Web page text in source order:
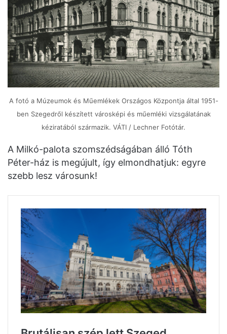
A fotó a Múzeumok és Műemlékek Országos Központja által 1951-
ben Szegedről készített városképi és műemléki vizsgálatának
kéziratából származik. VÁTI / Lechner Fotótár.
A Milkó-palota szomszédságában álló Tóth
Péter-ház is megújult, így elmondhatjuk: egyre
szebb lesz városunk!